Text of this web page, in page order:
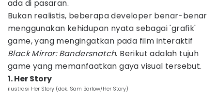
ada di pasaran.
Bukan realistis, beberapa developer benar-benar
menggunakan kehidupan nyata sebagai 'grafik'
game, yang mengingatkan pada film interaktif
Black Mirror: Bandersnatch. Berikut adalah tujuh
game yang memanfaatkan gaya visual tersebut.
1. Her Story
ilustrasi Her Story (dok. Sam Barlow/Her Story)